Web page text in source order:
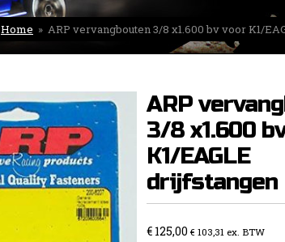
Home » ARP vervangbouten 3/8 x1.600 bv voor K1/
ARP
3/8 x1.600
K1/EAGLE
drijfstangen
€125,00 € 103,31ex. BTW